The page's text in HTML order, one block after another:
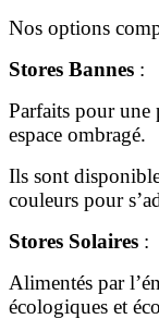
Nos options
Stores Bannes :
Parfaits pour une
espace ombragé.
Ils sont
couleurs pour
Stores Solaires :
Alimentés par
écologiques et